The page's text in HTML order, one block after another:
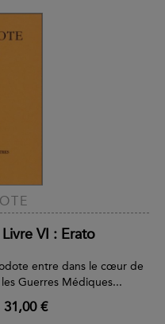
VI : Erato
entre dans le cœur de
Guerres Médiques...
31,00 €